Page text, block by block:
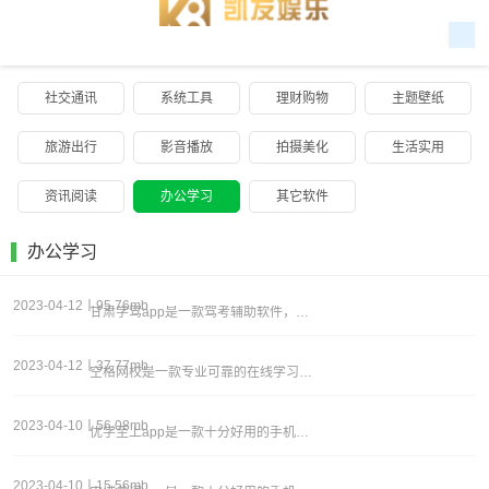
社交通讯 系统工具 理财购物 主题壁纸
旅游出行 影音播放 拍摄美化 生活实用
资讯阅读 办公学习 其它软件
办公学习
2023-04-12丨95.76mb 甘肃学驾app是一款驾考辅助软件，用户可以根据自己的需求查找合适的驾校进行报名学习，提供丰富的驾考学习资料，让用户可以更加全面地学习驾考知识，能够帮助用户更好地进行驾考学习和备考，提高通过率，为用户提供了丰富的学车信息和服务，方便用户选择合
2023-04-12丨37.77mb 空格网校是一款专业可靠的在线学习软件，这款软件可以为用户提供广泛的教育产品，包括语言、编程、专业技能和其他领域，无论是小学生、学生还是专业人士，都可以在这里找到合适的学习材料，这款软件还支持个性化学习计划，允许用户根据自己的兴趣和需求制定有
2023-04-10丨56.08mb 优学至上app是一款十分好用的手机学习教育软件，软件通常会采用人工智能技术，能够根据学生的学习情况个性化智能化推荐学习课程、难度等级，提高学习效果，增强学习兴趣；软件会提供丰富多样的学习资源，包括但不限于教学视频、音频、图文资料、教学游戏等
2023-04-10丨15.56mb